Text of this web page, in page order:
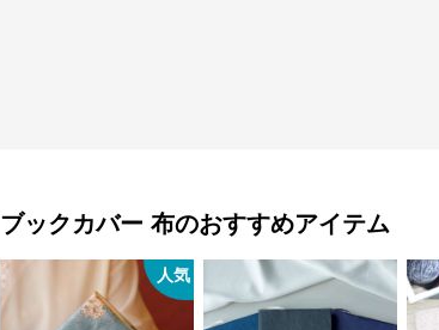
ブックカバー 布のおすすめアイテム
人気